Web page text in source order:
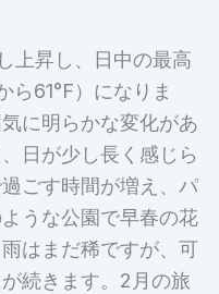
上昇し、日中の最高
ら61°F）になりま
に明らかな変化があ
日が少し長く感じら
ごす時間が増え、パ
うな公園で早春の花
はまだ稀ですが、可
続きます。2月の旅